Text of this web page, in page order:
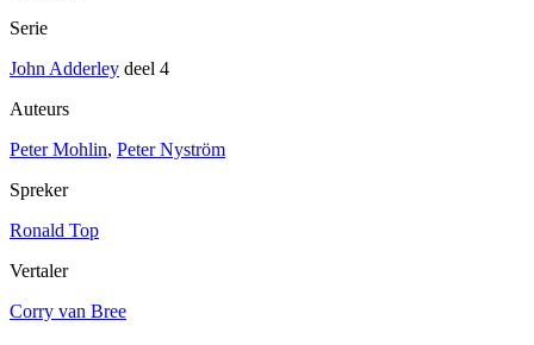
Serie
John Adderley deel 4
Auteurs
Peter Mohlin, Peter Nyström
Spreker
Ronald Top
Vertaler
Corry van Bree